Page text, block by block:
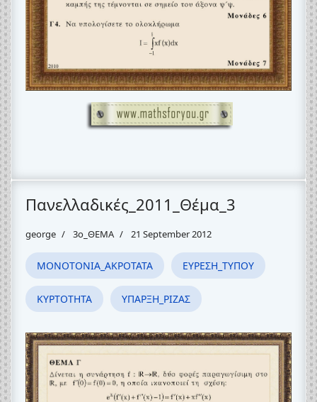
Πανελλαδικές_2011_Θέμα_3
george 3o_ΘΕΜΑ 21 September 2012
ΜΟΝΟΤΟΝΙΑ_ΑΚΡΟΤΑΤΑ ΕΥΡΕΣΗ_ΤΥΠΟΥ
ΚΥΡΤΟΤΗΤΑ ΥΠΑΡΞΗ_ΡΙΖΑΣ